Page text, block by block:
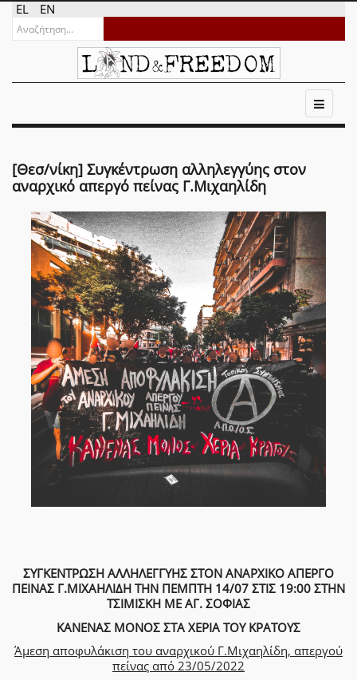
EL EN
[Θεσ/νίκη] Συγκέντρωση αλληλεγγύης στον
αναρχικό απεργό πείνας Γ.Μιχαηλίδη
ΣΥΓΚΕΝΤΡΩΣΗ ΑΛΛΗΛΕΓΓΥΗΣ ΣΤΟΝ ΑΝΑΡΧΙΚΟ ΑΠΕΡΓΟ
ΠΕΙΝΑΣ Γ.ΜΙΧΑΗΛΙΔΗ ΤΗΝ ΠΕΜΠΤΗ 14/07 ΣΤΙΣ 19:00 ΣΤΗΝ
ΤΣΙΜΙΣΚΗ ΜΕ ΑΓ. ΣΟΦΙΑΣ
ΚΑΝΕΝΑΣ ΜΟΝΟΣ ΣΤΑ ΧΕΡΙΑ ΤΟΥ ΚΡΑΤΟΥΣ
Άμεση αποφυλάκιση του αναρχικού Γ.Μιχαηλίδη, απεργού
πείνας από 23/05/2022